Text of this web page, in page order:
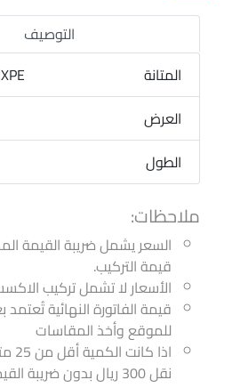
التوصيف
المتانة
العرض
الطول
ملاحظات:
السعر يشمل ضريبة القيمة
قيمة التركيب.
الأسعار لا تشمل تركيب
قيمة الفاتورة النهائية تُعتمد
للموقع وأخذ المقاسات
نقل 300 ريال بدون ضريبة القيمة المضافة